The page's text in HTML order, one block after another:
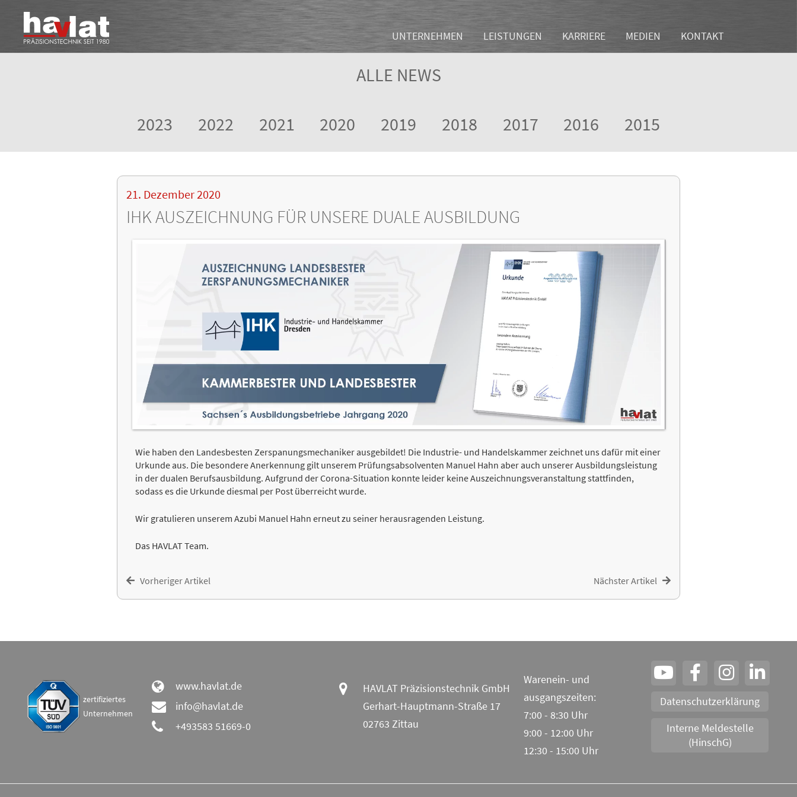
UNTERNEHMEN LEISTUNGEN KARRIERE MEDIEN KONTAKT
ALLE NEWS
2023 2022 2021 2020 2019 2018 2017 2016 2015
21. Dezember 2020
IHK AUSZEICHNUNG FÜR UNSERE DUALE AUSBILDUNG
Wie haben den Landesbesten Zerspanungsmechaniker ausgebildet! Die Industrie- und Handelskammer zeichnet uns dafür mit einer
Urkunde aus. Die besondere Anerkennung gilt unserem Prüfungsabsolventen Manuel Hahn aber auch unserer Ausbildungsleistung
in der dualen Berufsausbildung. Aufgrund der Corona-Situation konnte leider keine Auszeichnungsveranstaltung stattfinden,
sodass es die Urkunde diesmal per Post überreicht wurde.
Wir gratulieren unserem Azubi Manuel Hahn erneut zu seiner herausragenden Leistung.
Das HAVLAT Team.
Vorheriger Artikel Nächster Artikel
zertifiziertes
Unternehmen
www.havlat.de
info@havlat.de
+493583 51669-0
HAVLAT Präzisionstechnik GmbH
Gerhart-Hauptmann-Straße 17
02763 Zittau
Warenein- und
ausgangszeiten:
7:00 - 8:30 Uhr
9:00 - 12:00 Uhr
12:30 - 15:00 Uhr
Datenschutzerklärung
Interne Meldestelle
(HinschG)